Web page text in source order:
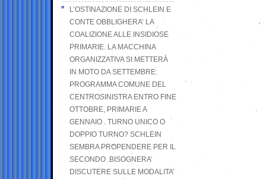
L’OSTINAZIONE DI SCHLEIN E
CONTE OBBLIGHERA’ LA
COALIZIONE ALLE INSIDIOSE
PRIMARIE. LA MACCHINA
ORGANIZZATIVA SI METTERÀ
IN MOTO DA SETTEMBRE:
PROGRAMMA COMUNE DEL
CENTROSINISTRA ENTRO FINE
OTTOBRE, PRIMARIE A
GENNAIO . TURNO UNICO O
DOPPIO TURNO? SCHLEIN
SEMBRA PROPENDERE PER IL
SECONDO .BISOGNERA’
DISCUTERE SULLE MODALITA’